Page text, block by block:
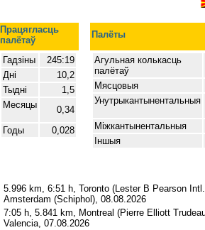
Працягласць
палётаў
Палёты
Гадзіны
245:19
Дні
10,2
Тыдні
1,5
Месяцы
0,34
Годы
0,028
Агульная колькасць
палётаў
Мясцовыя
Унутрыкантынентальныя
Міжкантынентальныя
Іншыя
5.996 km, 6:51 h, Toronto (Lester B Pearson
Amsterdam (Schiphol), 08.08.2026
7:05 h, 5.841 km, Montreal (Pierre Elliott
Valencia, 07.08.2026